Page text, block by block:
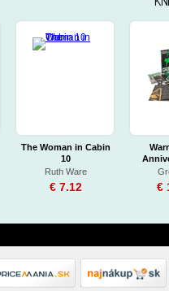
The Woman in Cabin
10
Ruth Ware
€ 7.12 €